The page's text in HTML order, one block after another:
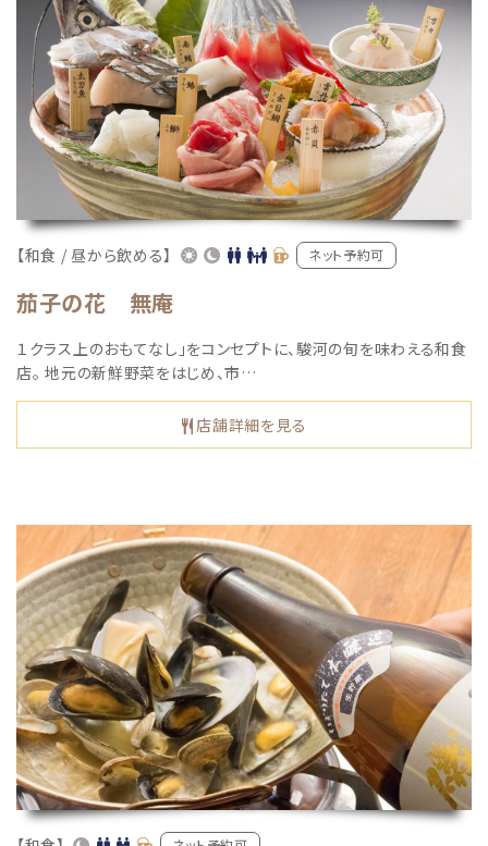
【和食 / 昼から飲める】 ネット予約可
茄子の花 無庵
１クラス上のおもてなし」をコンセプトに、駿河の旬を味わえる和食
店。 地元の新鮮野菜をはじめ、市…
店舗詳細を見る